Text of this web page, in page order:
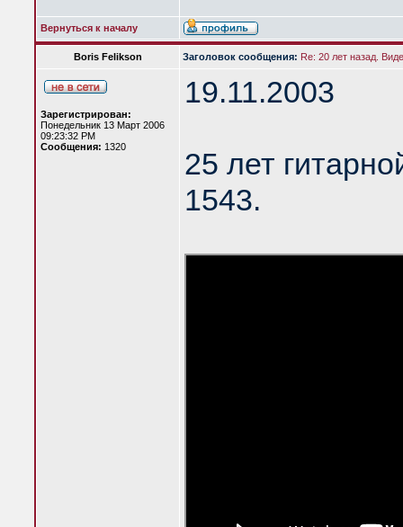
Вернуться к началу
Boris Felikson Заголовок сообщения: Re: 20 лет назад.
Зарегистрирован:
Понедельник 13 Март 2006
09:23:32 PM
Сообщения: 1320
19.11.2003
25 лет
1543.